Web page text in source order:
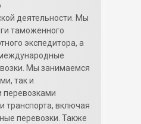
деятельности. Мы
таможенного
экспедитора, а
Мы занимаемся
так и
перевозками
транспорта, включая
перевозки. Также